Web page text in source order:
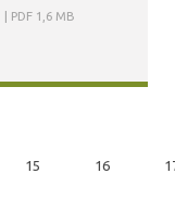
PDF 1,6 MB
15 16